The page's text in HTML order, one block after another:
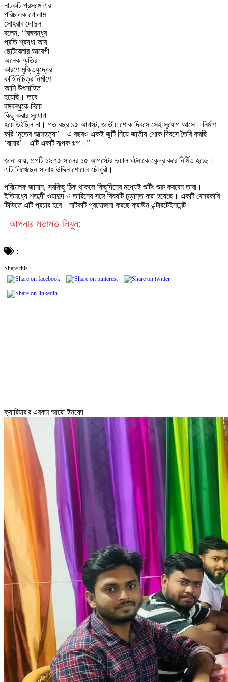
নাটকটি প্রসঙ্গে এর
পরিচালক গোলাম
সোহরাব দোদুল
বলেন, ‘‘বঙ্গবন্ধুর
প্রতি শ্রদ্ধা আর
ছোটবেলার আবেগী
অনেক স্মৃতির
কারণে মুক্তিযুদ্ধের
কাহিনিচিত্র নির্মাণে
আমি উৎসাহিত
হয়েছি। তবে
বঙ্গবন্ধুকে নিয়ে
কিছু করার সুযোগ
হয়ে উঠছিল না। গত বছর ১৫ আগস্ট, জাতীয় শোক দিবসে সেই সুযোগ আসে। নির্মাণ
করি ‘মৃতের আত্মহত্যা’। এ বছরও একই জুটি নিয়ে জাতীয় শোক দিবসে তৈরি করছি
‘রানার’। এটি একটি রূপক গল্প।’’
জানা যায়, গল্পটি ১৯৭৫ সালের ১৫ আগস্টের ভয়াল ঘটনাকে কেন্দ্র করে নির্মিত হচ্ছে।
এটি লিখেছেন সালাহ উদ্দিন শোয়েব চৌধুরী।
পরিচালক জানান, সবকিছু ঠিক থাকলে কিছুদিনের মধ্যেই শুটিং শুরু করবেন তারা।
ইতিমধ্যে শতাব্দী ওয়াদুদ ও তারিনের সঙ্গে বিষয়টি চূড়ান্ত করা হয়েছে। একটি বেসরকারি
টিভিতে এটি প্রচার হবে। নাটকটি প্রযোজনা করছে ক্রাউন এন্টারটেইনমেন্ট।
আপনার মতামত লিখুন:
:
Share this...
ক্যারিয়ার'র এরকম আরো ইনফো